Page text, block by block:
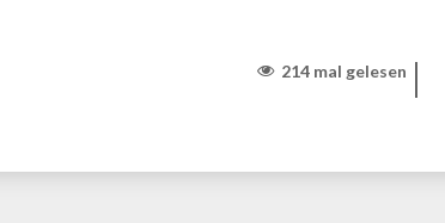
214 mal gelesen